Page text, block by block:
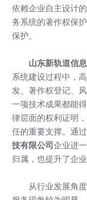
依赖企业自主设计
务系统的著作权保
保护。
山东新轨道信
系统建设过程中，
发、著作权登记、
一项技术成果都能
律层面的权利证明
任的重要支撑。通
技有限公司企业进
归属，也提升了企
从行业发展角